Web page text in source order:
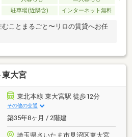
駐車場(近隣含) インターネット無料
むことまるごと〜リロの賃貸へお任
東大宮
東北本線 東大宮駅 徒歩12分
その他の交通
築35年8ヶ月 / 2階建
埼玉県さいたま市見沼区東大宮